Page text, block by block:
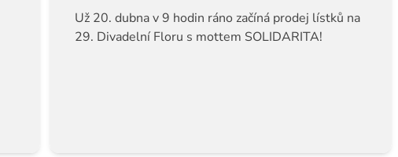
Už 20. dubna v 9 hodin ráno začíná prodej lístků na
29. Divadelní Floru s mottem SOLIDARITA!